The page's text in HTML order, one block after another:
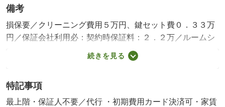
備考
損保要／クリーニング費用５万円、鍵セット費０．３３万
円／保証会社利用必：契約時保証料：２．２万／ルームシ
ェア不可／保証会社利用必須／バストイレ別／バルコニー
／エアコン／フローリング／シャワー付洗面台／ＴＶイン
ーズボックス／システムキッチン／追焚機能浴室／温水洗
浄便座／洗面所独立／洗面化粧台／駐輪場／宅配ボックス
続きを見る
特記事項
最上階・保証人不要／代行 ・初期費用カード決済可・家賃